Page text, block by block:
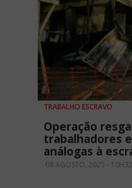
TRABALHO ESCRAVO
Operação
trabalhadores
análogas à
08 AGOSTO, 2025 - 10H32